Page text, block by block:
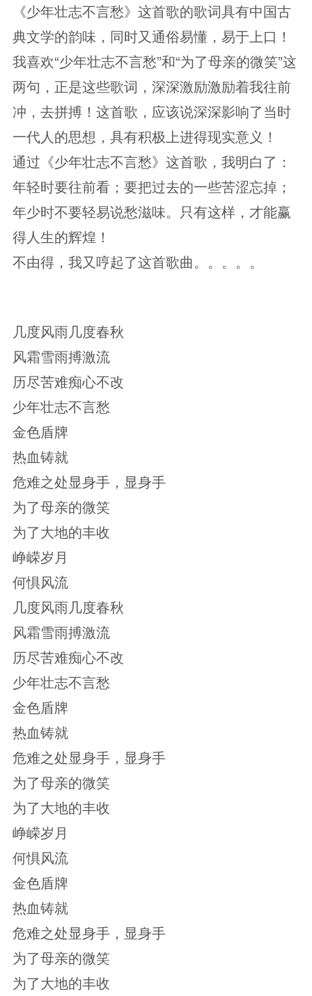
《少年壮志不言愁》这首歌的歌词具有中国古
典文学的韵味，同时又通俗易懂，易于上口！
我喜欢“少年壮志不言愁”和“为了母亲的微笑”这
两句，正是这些歌词，深深激励激励着我往前
冲，去拼搏！这首歌，应该说深深影响了当时
一代人的思想，具有积极上进得现实意义！
通过 《少年壮志不言愁》 这首歌，我明白了：
年轻时要往前看；要把过去的一些苦涩忘掉；
年少时不要轻易说愁滋味。只有这样，才能赢
得人生的辉煌！
不由得，我又哼起了这首歌曲。。。。。
几度风雨几度春秋
风霜雪雨搏激流
历尽苦难痴心不改
少年壮志不言愁
金色盾牌
热血铸就
危难之处显身手，显身手
为了母亲的微笑
为了大地的丰收
峥嵘岁月
何惧风流
几度风雨几度春秋
风霜雪雨搏激流
历尽苦难痴心不改
少年壮志不言愁
金色盾牌
热血铸就
危难之处显身手，显身手
为了母亲的微笑
为了大地的丰收
峥嵘岁月
何惧风流
金色盾牌
热血铸就
危难之处显身手，显身手
为了母亲的微笑
为了大地的丰收